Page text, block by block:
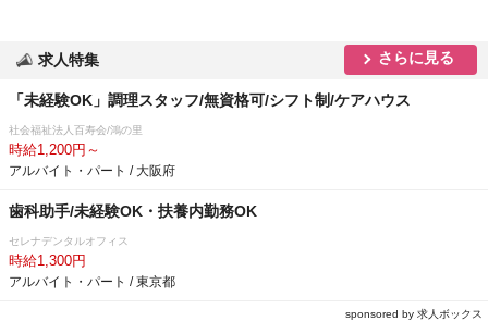
求人特集 さらに見る
「未経験OK」調理スタッフ/無資格可/シフト制/ケアハウス
社会福祉法人百寿会/鴻の里
時給1,200円～
アルバイト・パート / 大阪府
歯科助手/未経験OK・扶養内勤務OK
セレナデンタルオフィス
時給1,300円
アルバイト・パート / 東京都
sponsored by 求人ボックス